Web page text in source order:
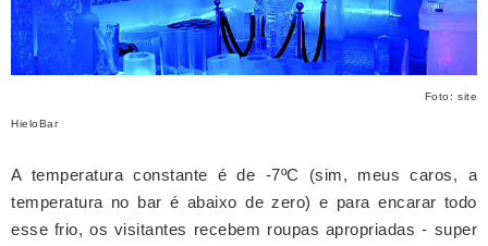
Foto: site
HieloBar
A temperatura constante é de -7ºC (sim, meus caros, a
temperatura no bar é abaixo de zero) e para encarar todo
esse frio, os visitantes recebem roupas apropriadas - super